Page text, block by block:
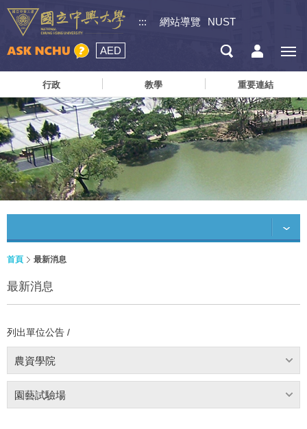
::: 網站導覽 NUST
AED
行政 教學 重要連結
首頁 最新消息
最新消息
列出單位公告 /
農資學院
園藝試驗場